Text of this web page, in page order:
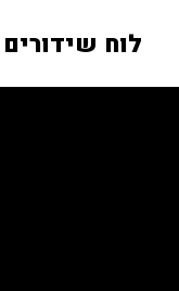
לוח שידורים